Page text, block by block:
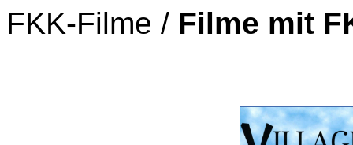
FKK-Filme / Filme mit